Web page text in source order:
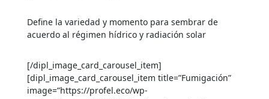
Define la variedad y momento para sembrar de
acuerdo al régimen hídrico y radiación solar
[/dipl_image_card_carousel_item]
[dipl_image_card_carousel_item title=”Fumigación”
image=”https://profel.eco/wp-